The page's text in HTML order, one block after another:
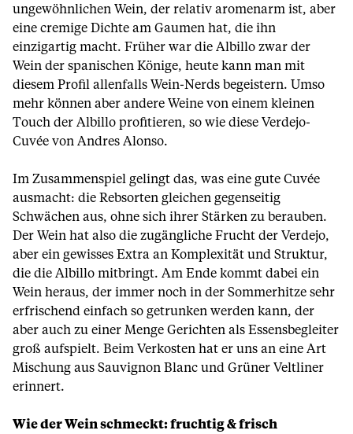
ungewöhnlichen Wein, der relativ aromenarm ist, aber
eine cremige Dichte am Gaumen hat, die ihn
einzigartig macht. Früher war die Albillo zwar der
Wein der spanischen Könige, heute kann man mit
diesem Profil allenfalls Wein-Nerds begeistern. Umso
mehr können aber andere Weine von einem kleinen
Touch der Albillo profitieren, so wie diese Verdejo-
Cuvée von Andres Alonso.
Im Zusammenspiel gelingt das, was eine gute Cuvée
ausmacht: die Rebsorten gleichen gegenseitig
Schwächen aus, ohne sich ihrer Stärken zu berauben.
Der Wein hat also die zugängliche Frucht der Verdejo,
aber ein gewisses Extra an Komplexität und Struktur,
die die Albillo mitbringt. Am Ende kommt dabei ein
Wein heraus, der immer noch in der Sommerhitze sehr
erfrischend einfach so getrunken werden kann, der
aber auch zu einer Menge Gerichten als Essensbegleiter
groß aufspielt. Beim Verkosten hat er uns an eine Art
Mischung aus Sauvignon Blanc und Grüner Veltliner
erinnert.
Wie der Wein schmeckt: fruchtig & frisch